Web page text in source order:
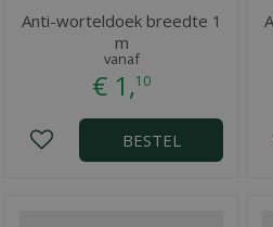
Anti-worteldoek breedte 1
m
vanaf
€ 1,10
BESTEL